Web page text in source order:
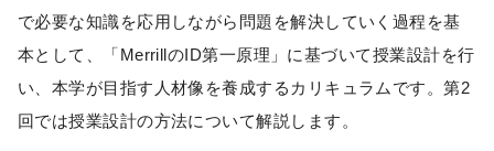
で必要な知識を応用しながら問題を解決していく過程を基
本として、「MerrillのID第一原理」に基づいて授業設計を行
い、本学が目指す人材像を養成するカリキュラムです。第2
回では授業設計の方法について解説します。